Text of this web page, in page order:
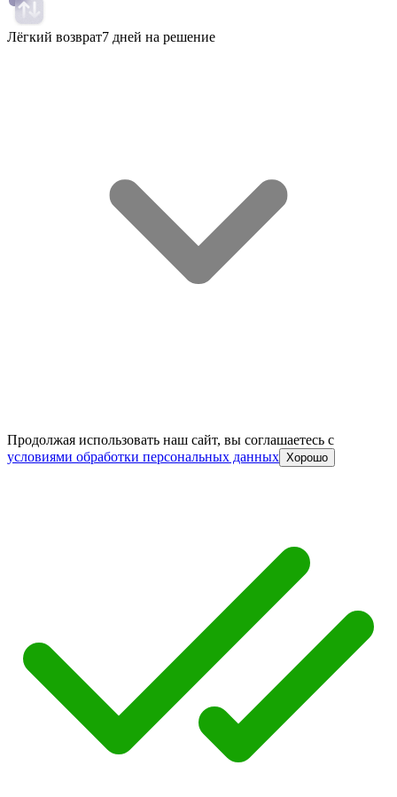
Лёгкий возврат7 дней на решение
Продолжая использовать наш сайт, вы соглашаетесь c
условиями обработки персональных данных Хорошо